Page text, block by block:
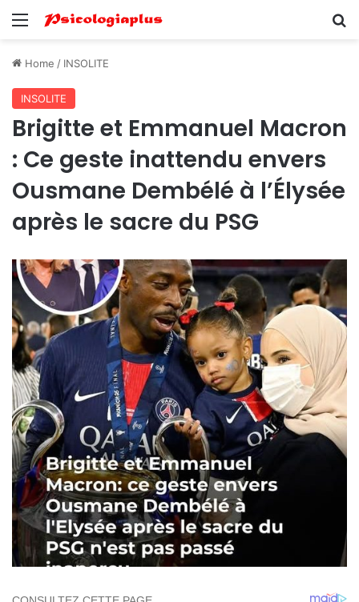
Menu
Home / INSOLITE
INSOLITE
Brigitte et Emmanuel Macron
: Ce geste inattendu envers
Ousmane Dembélé à l’Élysée
après le sacre du PSG